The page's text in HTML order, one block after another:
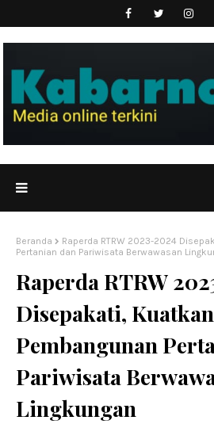
Beranda
Raperda RTRW 2023-2024
Pertanian dan Pariwisata Berwawasan
Raperda RTRW
Disepakati, Kuatkan
Pembangunan
Pariwisata
Lingkungan